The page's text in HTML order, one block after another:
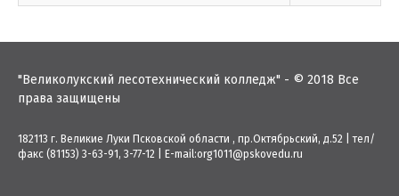
"Великолукский лесотехнический колледж" - © 2018 Все
права защищены
182113 г. Великие Луки Псковской области , пр.Октябрьский, д.52 |тел/
факс (81153) 3-63-91, 3-77-12
E-mail:org1011@pskovedu.ru